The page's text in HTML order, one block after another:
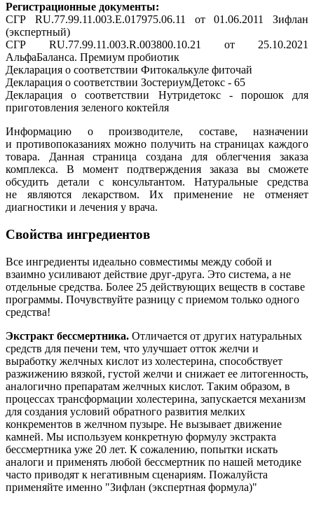
Регистрационные документы:
СГР RU.77.99.11.003.Е.017975.06.11 от 01.06.2011 Зифлан
(экспертный)
СГР RU.77.99.11.003.R.003800.10.21 от 25.10.2021
АльфаБаланса. Премиум пробиотик
Декларация о соответствии Фитокалькуле фиточай
Декларация о соответствии ЗостериумДетокс - 65
Декларация о соответствии Нутридетокс - порошок для
приготовления зеленого коктейля
Информацию о производителе, составе, назначении
и противопоказаниях можно получить на страницах каждого
товара. Данная страница создана для облегчения заказа
комплекса. В момент подтверждения заказа вы сможете
обсудить детали с консультантом. Натуральные средства
не являются лекарством. Их применение не отменяет
диагностики и лечения у врача.
Свойства ингредиентов
Все ингредиенты идеально совместимы между собой и
взаимно усиливают действие друг-друга. Это система, а не
отдельные средства. Более 25 действующих веществ в составе
программы. Почувствуйте разницу с приемом только одного
средства!
Экстракт бессмертника. Отличается от других натуральных
средств для печени тем, что улучшает отток желчи и
выработку желчных кислот из холестерина, способствует
разжижению вязкой, густой желчи и снижает ее литогенность,
аналогично препаратам желчных кислот. Таким образом, в
процессах трансформации холестерина, запускается механизм
для создания условий обратного развития мелких
конкрементов в желчном пузыре. Не вызывает движение
камней. Мы используем конкретную формулу экстракта
бессмертника уже 20 лет. К сожалению, попытки искать
аналоги и применять любой бессмертник по нашей методике
часто приводят к негативным сценариям. Пожалуйста
применяйте именно "Зифлан (экспертная формула)"